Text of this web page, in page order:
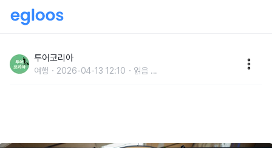
(Set-Jetting)’ 여행지①
투어코리아
여행 2026-04-13 12:10 읽음 ...